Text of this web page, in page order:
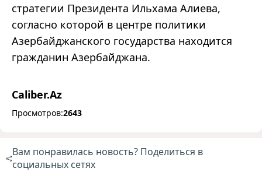
стратегии Президента Ильхама Алиева,
согласно которой в центре политики
Азербайджанского государства находится
гражданин Азербайджана.
Caliber.Az
Просмотров:2643
Вам понравилась новость? Поделиться в
социальных сетях